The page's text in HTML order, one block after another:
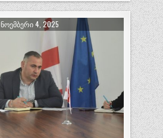
ᲜᲝᲔᲛᲑᲔᲠᲘ 4, 2025